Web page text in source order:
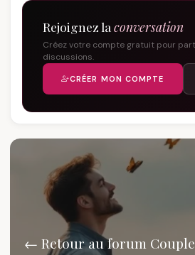
Rejoignez la conversation
Créez votre compte gratuit pour
discussions.
CRÉER MON COMPTE
← Retour au forum Couple